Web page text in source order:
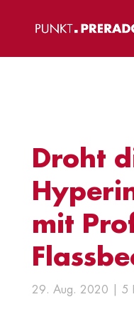
Droht
mit
29. Aug. 2020 5